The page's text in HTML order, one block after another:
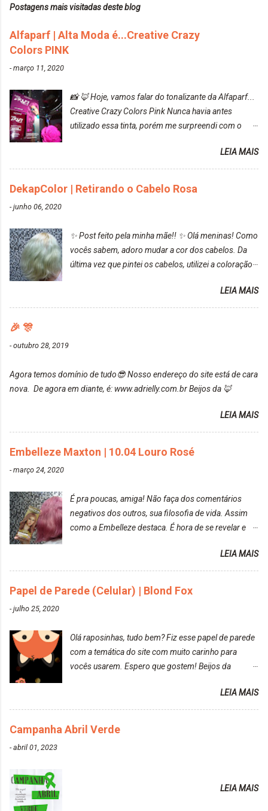
Postagens mais visitadas deste blog
Alfaparf | Alta Moda é...Creative Crazy
Colors PINK
-março 11, 2020
📸 🦊 Hoje, vamos falar do tonalizante da Alfaparf...
Creative Crazy Colors Pink Nunca havia antes
utilizado essa tinta, porém me surpreendi com o
turquesa (meio desbotado), e após a utilização meu
cabelo ficou roxo com mechinhas azul, rosa e meio
cinza... FICOU LINDOOOOO!!! Cabelo antes: Cabelo
depois: Bom, sobre a tinta, eu achei ela muito liquida,
tinta ficava manchado. Meu banheiro inteiro ficou
rosa, minha mão, meu corpo todo, porém, ela tem
uma fixação muito boa (Deu para perceber kkk) Sem
LEIA MAIS
DekapColor | Retirando o Cabelo Rosa
-junho 06, 2020
✨ Post feito pela minha mãe!! ✨ Olá meninas! Como
vocês sabem, adoro mudar a cor dos cabelos. Da
última vez que pintei os cabelos, utilizei a coloração
ressaltar que meu cabelo estava platinado. O tom
ficou um rosa antigo, cobriu muito bem e não
de inúmeras lavagens, meu cabelo teve um bom
desbotamento da cor, ele ficou um rosa bem suave,
DekapColor. Adorei o resultado da limpeza. Ficou
DekapColor "Minha mãe é lindaaaaa" Para quem
não conhece, o DekapColor é um p...
LEIA MAIS
🎉 🎊
-outubro 28, 2019
Agora temos domínio de tudo😎 Nosso endereço do site está de cara
nova. De agora em diante, é: www.adrielly.com.br Beijos da 🦊
LEIA MAIS
Embelleze Maxton | 10.04 Louro Rosé
-março 24, 2020
É pra poucas, amiga! Não faça dos comentários
negativos dos outros, sua filosofia de vida. Assim
como a Embelleze destaca. É hora de se revelar e
vip Maxton liberdade para ser mais você Loiro Rosé
10.04. Após 30 minutos no cabelo, retirei o excesso
da tintura no banho e notei que os fios estavam
ressecados (Já ensinamos aqui no site, uma
caseira-cronograma-capilar.html ). Foi difícil retirar o
excesso. É uma tintura fácil de aplicar, o cheiro é
agradável. Cabelo antes da descoloração da raiz:
LIBERDADE PARA SER MAIS VOCÊ 10.04 LOURO
LEIA MAIS
Papel de Parede (Celular) | Blond Fox
-julho 25, 2020
Olá raposinhas, tudo bem? Fiz esse papel de parede
com a temática do site com muito carinho para
vocês usarem. Espero que gostem! Beijos da
LEIA MAIS
Campanha Abril Verde
-abril 01, 2023
LEIA MAIS